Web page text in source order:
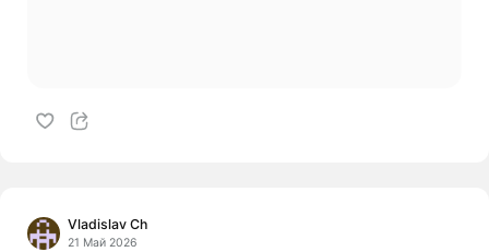
Vladislav Ch
21 Май 2026